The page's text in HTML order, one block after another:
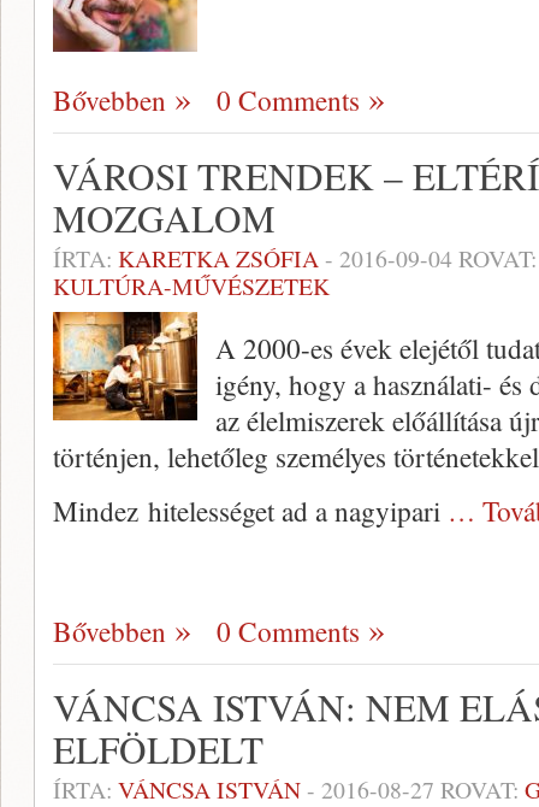
Bővebben 0 Comments
VÁROSI TRENDEK –
MOZGALOM
ÍRTA: KARETKA ZSÓFIA- 2016-09-04
KULTÚRA-MŰVÉSZETEK
A 2000-es évek elejétől
igény, hogy a használati-
az élelmiszerek előállítása
történjen, lehetőleg személyes
Mindez hitelességet ad a nagyipari …
Bővebben 0 Comments
VÁNCSA ISTVÁN: NEM
ELFÖLDELT
ÍRTA: VÁNCSA ISTVÁN- 2016-08-27 ROVAT: